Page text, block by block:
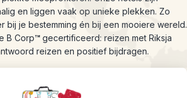
en liggen vaak op unieke plekken. Zo
bij je bestemming én bij een mooiere wereld.
B Corp™ gecertificeerd: reizen met Riksja
reizen en positief bijdragen.